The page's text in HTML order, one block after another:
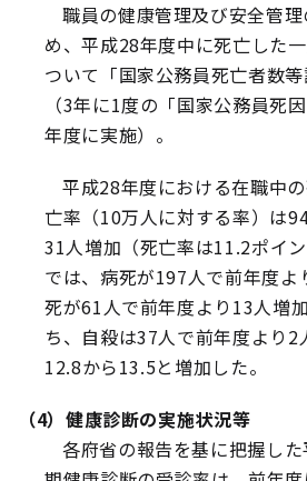
職員の健康管理及び安全管
め、平成28年度中に死亡した
ついて「国家公務員死亡者数
（3年に1度の「国家公務員死
年度に実施）。
平成28年度における在職中
亡率（10万人に対する率）は
31人増加（死亡率は11.2ポイ
では、病死が197人で前年度よ
死が61人で前年度より13人増
ち、自殺は37人で前年度より2
12.8から13.5と増加した。
（4）健康診断の実施状況等
各府省の報告を基に把握し